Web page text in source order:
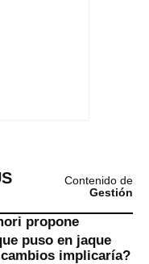
Contenido de
Gestión
propone
puso en jaque
implicaría?